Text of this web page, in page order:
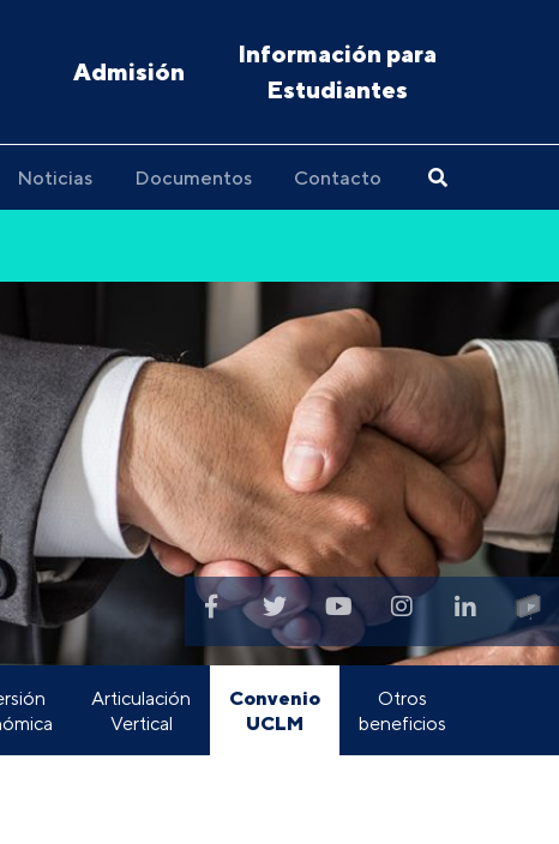
Admisión
Información para
Estudiantes
Noticias Documentos Contacto
Articulación
Vertical
Convenio
UCLM
Otros
beneficios